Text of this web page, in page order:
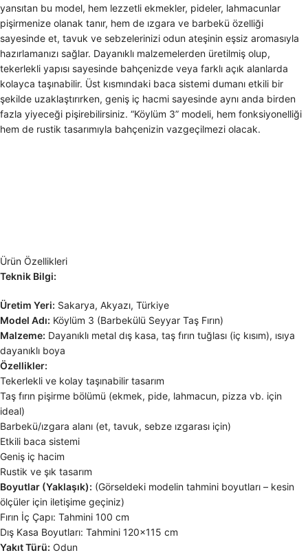
yansıtan bu model, hem lezzetli ekmekler, pideler, lahmacunlar
pişirmenize olanak tanır, hem de ızgara ve barbekü özelliği
sayesinde et, tavuk ve sebzelerinizi odun ateşinin eşsiz aromasıyla
hazırlamanızı sağlar. Dayanıklı malzemelerden üretilmiş olup,
tekerlekli yapısı sayesinde bahçenizde veya farklı açık alanlarda
kolayca taşınabilir. Üst kısmındaki baca sistemi dumanı etkili bir
şekilde uzaklaştırırken, geniş iç hacmi sayesinde aynı anda birden
fazla yiyeceği pişirebilirsiniz. “Köylüm 3” modeli, hem fonksiyonelliği
hem de rustik tasarımıyla bahçenizin vazgeçilmezi olacak.
Ürün Özellikleri
Teknik Bilgi:
Üretim Yeri: Sakarya, Akyazı, Türkiye
Model Adı: Köylüm 3 (Barbekülü Seyyar Taş Fırın)
Malzeme: Dayanıklı metal dış kasa, taş fırın tuğlası (iç kısım), ısıya
dayanıklı boya
Özellikler:
Tekerlekli ve kolay taşınabilir tasarım
Taş fırın pişirme bölümü (ekmek, pide, lahmacun, pizza vb. için
ideal)
Barbekü/ızgara alanı (et, tavuk, sebze ızgarası için)
Etkili baca sistemi
Geniş iç hacim
Rustik ve şık tasarım
Boyutlar (Yaklaşık): (Görseldeki modelin tahmini boyutları – kesin
ölçüler için iletişime geçiniz)
Fırın İç Çapı: Tahmini 100 cm
Dış Kasa Boyutları: Tahmini 120×115 cm
Yakıt Türü: Odun